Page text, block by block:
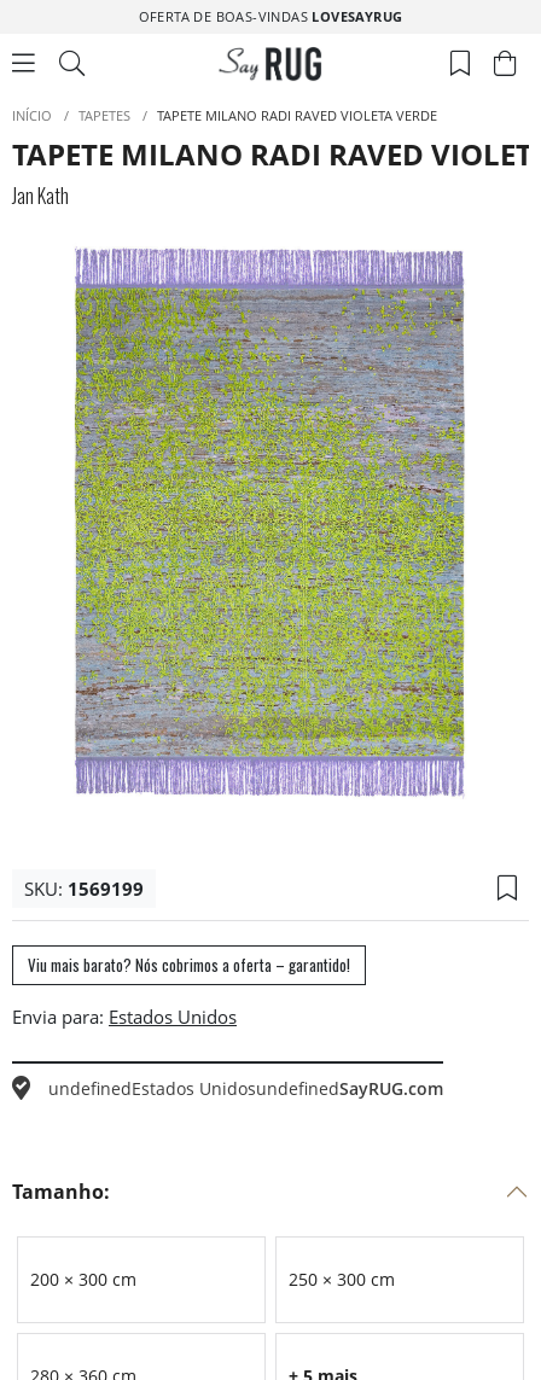
OFERTA DE BOAS-VINDAS LOVESAYRUG
INÍCIO / TAPETES / TAPETE MILANO RADI RAVED VIOLETA VERDE
TAPETE MILANO RADI RAVED
Jan Kath
SKU: 1569199
Viu mais barato? Nós cobrimos a oferta – garantido!
Envia para:
undefinedEstados UnidosundefinedSayRUG.com
Tamanho:
200 × 300 cm 250 × 300 cm